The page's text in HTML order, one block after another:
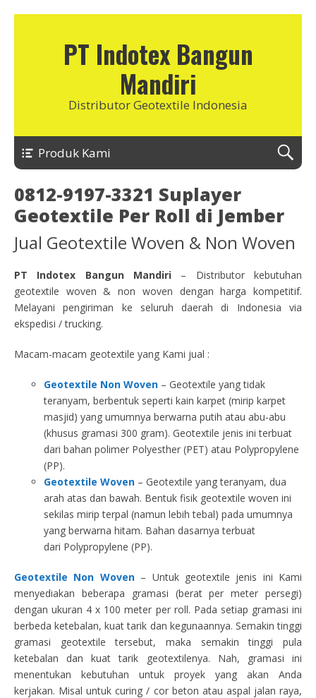
PT Indotex Bangun
Mandiri
Distributor Geotextile Indonesia
Produk Kami
0812-9197-3321 Suplayer
Geotextile Per Roll di Jember
Jual Geotextile Woven & Non Woven
PT Indotex Bangun Mandiri – Distributor kebutuhan
geotextile woven & non woven dengan harga kompetitif.
Melayani pengiriman ke seluruh daerah di Indonesia via
ekspedisi / trucking.
Macam-macam geotextile yang Kami jual :
Geotextile Non Woven – Geotextile yang tidak
teranyam, berbentuk seperti kain karpet (mirip karpet
masjid) yang umumnya berwarna putih atau abu-abu
(khusus gramasi 300 gram). Geotextile jenis ini terbuat
dari bahan polimer Polyesther (PET) atau Polypropylene
(PP).
Geotextile Woven – Geotextile yang teranyam, dua
arah atas dan bawah. Bentuk fisik geotextile woven ini
sekilas mirip terpal (namun lebih tebal) pada umumnya
yang berwarna hitam. Bahan dasarnya terbuat
dari Polypropylene (PP).
Geotextile Non Woven– Untuk geotextile jenis ini Kami
menyediakan beberapa gramasi (berat per meter persegi)
dengan ukuran 4 x 100 meter per roll. Pada setiap gramasi ini
berbeda ketebalan, kuat tarik dan kegunaannya. Semakin tinggi
gramasi geotextile tersebut, maka semakin tinggi pula
ketebalan dan kuat tarik geotextilenya. Nah, gramasi ini
menentukan kebutuhan untuk proyek yang akan Anda
kerjakan. Misal untuk curing / cor beton atau aspal jalan raya,